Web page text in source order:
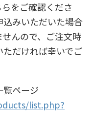
をご確認くださ
みいただいた場合
んので、ご注文時
だければ幸いでご
ページ
list.php?